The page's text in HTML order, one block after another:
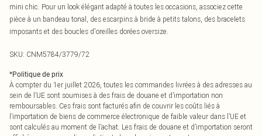
mini chic. Pour un look élégant adapté à toutes les occasions, associez cette
pièce à un bandeau tonal, des escarpins à bride à petits talons, des bracelets
imposants et des boucles d'oreilles dorées oversize.
SKU: CNM5784/3779/72
*Politique de prix
À compter du 1er juillet 2026, toutes les commandes livrées à des adresses au
sein de l’UE sont soumises à des frais de douane et d’importation non
remboursables. Ces frais sont facturés afin de couvrir les coûts liés à
l’importation de biens de commerce électronique de faible valeur dans l’UE et
sont calculés au moment de l’achat. Les frais de douane et d’importation seront